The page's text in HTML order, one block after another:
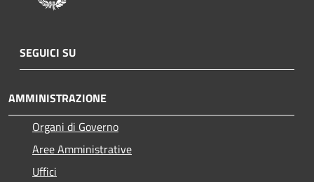
SEGUICI SU
AMMINISTRAZIONE
Organi di Governo
Aree Amministrative
Uffici